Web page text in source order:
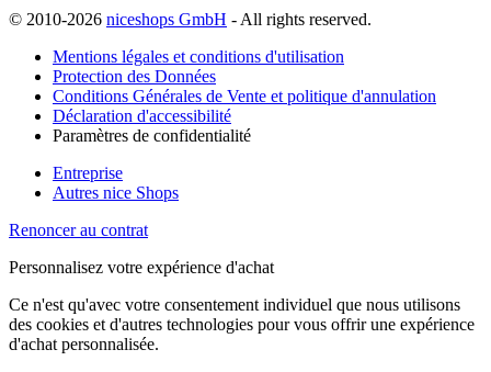
© 2010-2026 niceshops GmbH - All rights reserved.
Mentions légales et conditions d'utilisation
Protection des Données
Conditions Générales de Vente et politique d'annulation
Déclaration d'accessibilité
Paramètres de confidentialité
Entreprise
Autres nice Shops
Renoncer au contrat
Personnalisez votre expérience d'achat
Ce n'est qu'avec votre consentement individuel que nous utilisons
des cookies et d'autres technologies pour vous offrir une expérience
d'achat personnalisée.